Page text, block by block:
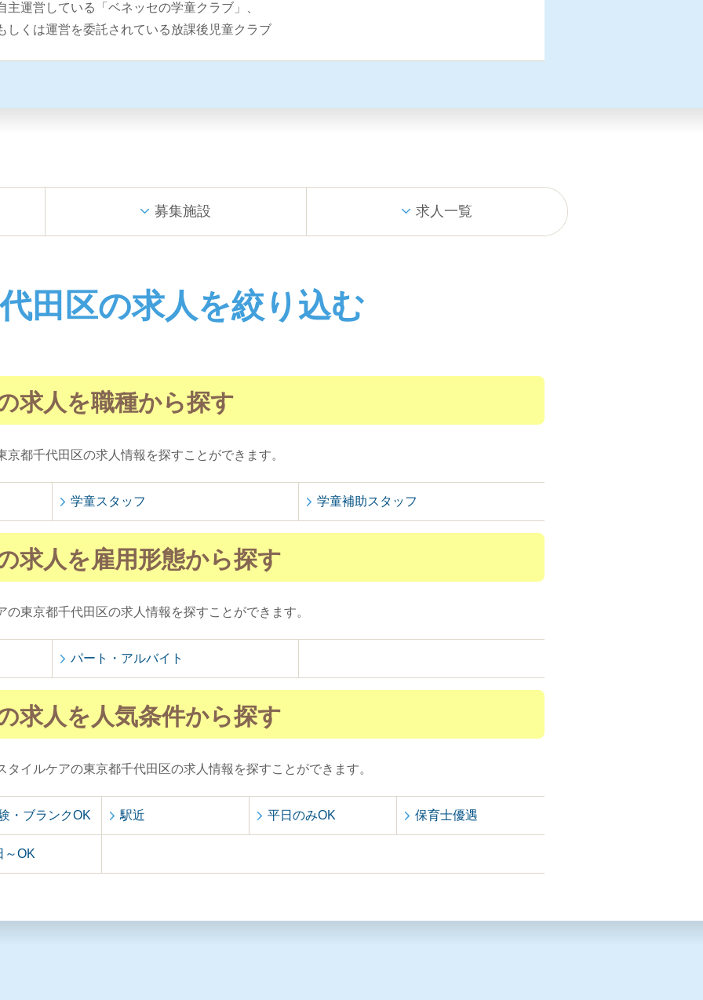
主運営している「ベネッセの学童クラブ」、
しくは運営を委託されている放課後児童クラブ
募集施設 求人一覧
田区の求人を絞り込む
求人を職種から探す
都千代田区の求人情報を探すことができます。
学童スタッフ 学童補助スタッフ
求人を雇用形態から探す
東京都千代田区の求人情報を探すことができます。
パート・アルバイト
求人を人気条件から探す
イルケアの東京都千代田区の求人情報を探すことができます。
・ブランクOK 駅近 平日のみOK 保育士優遇
～OK